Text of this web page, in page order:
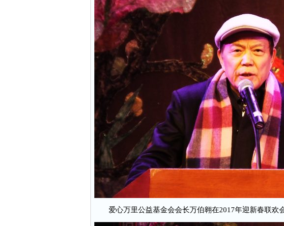
爱心万里公益基金会会长万伯翱在2017年迎新春联欢